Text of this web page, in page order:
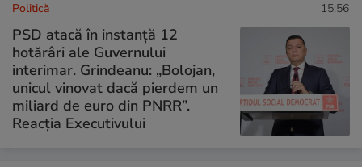
Politică 15:56
PSD atacă în instanță 12
hotărâri ale Guvernului
interimar. Grindeanu: „Bolojan,
unicul vinovat dacă pierdem un
miliard de euro din PNRR”.
Reacția Executivului